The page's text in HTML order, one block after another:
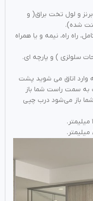
و لول تخت براق( و
شده).
راه راه، نیمه و یا همراه
سلولزی ) و پارچه ای.
اتاق می شوید پشت
به سمت راست شما باز
باز می‌شود درب چپی